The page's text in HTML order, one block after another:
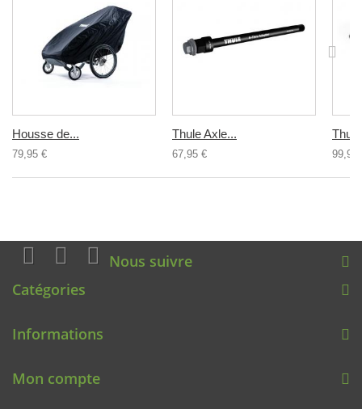
Housse de...
79,95 €
Thule Axle...
67,95 € 99,95
Nous suivre
Catégories
Informations
Mon compte